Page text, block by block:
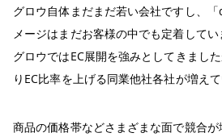
グロウ自体まだまだ若い会社ですし、
メージはまだお客様の中でも定着して
グロウではEC展開を強みとしてきまし
りEC比率を上げる同業他社各社が増えて
商品の価格帯などさまざまな面で競合